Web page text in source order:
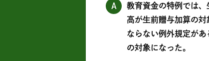
A
教育資金の特例では
高が生前贈与加算の
ならない例外規定が
の対象になった。